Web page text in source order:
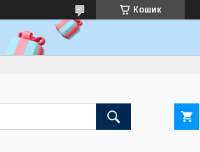
Кошик